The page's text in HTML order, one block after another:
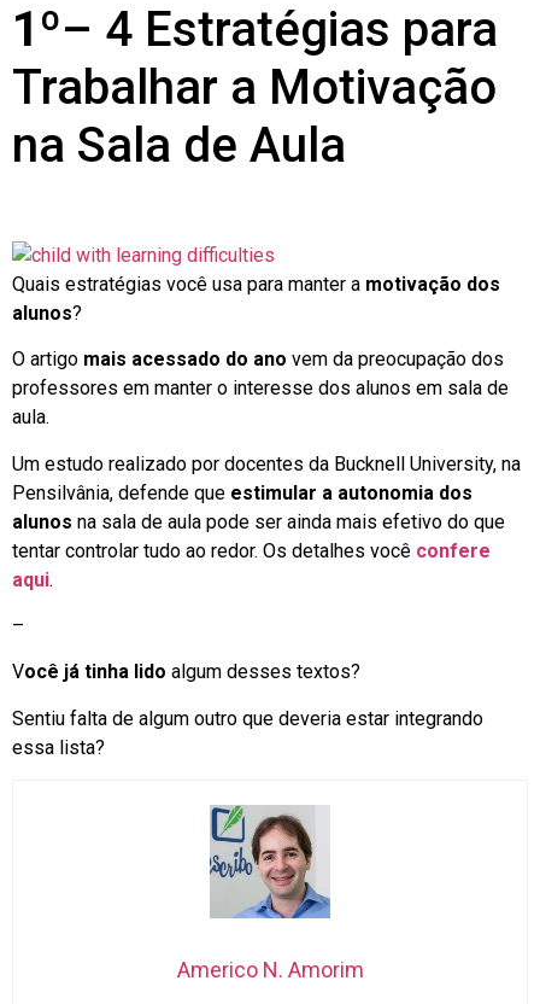
1º– 4 Estratégias para
Trabalhar a Motivação
na Sala de Aula
Quais estratégias você usa para manter a motivação dos
alunos?
O artigo mais acessado do ano vem da preocupação dos
professores em manter o interesse dos alunos em sala de
aula.
Um estudo realizado por docentes da Bucknell University, na
Pensilvânia, defende que estimular a autonomia dos
alunos na sala de aula pode ser ainda mais efetivo do que
tentar controlar tudo ao redor. Os detalhes você confere
aqui.
–
Você já tinha lido algum desses textos?
Sentiu falta de algum outro que deveria estar integrando
essa lista?
Americo N. Amorim